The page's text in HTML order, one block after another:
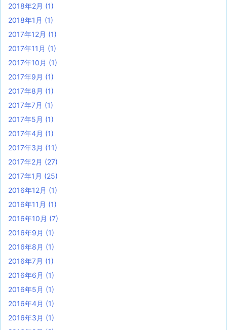
2018年2月 (1)
2018年1月 (1)
2017年12月 (1)
2017年11月 (1)
2017年10月 (1)
2017年9月 (1)
2017年8月 (1)
2017年7月 (1)
2017年5月 (1)
2017年4月 (1)
2017年3月 (11)
2017年2月 (27)
2017年1月 (25)
2016年12月 (1)
2016年11月 (1)
2016年10月 (7)
2016年9月 (1)
2016年8月 (1)
2016年7月 (1)
2016年6月 (1)
2016年5月 (1)
2016年4月 (1)
2016年3月 (1)